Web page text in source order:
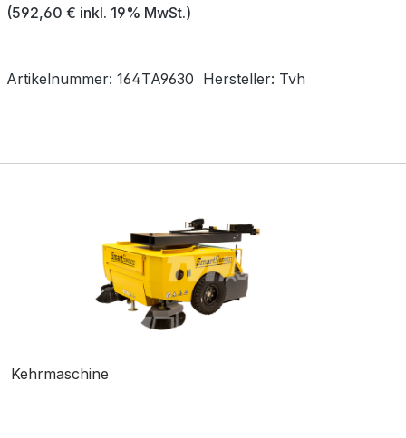
(592,60 € inkl. 19% MwSt.)
Hersteller: Tvh
Artikelnummer: 164TA9630
Kehrmaschine